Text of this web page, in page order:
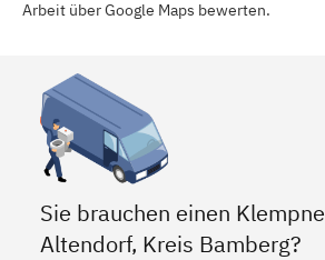
Arbeit über Google Maps bewerten.
Sie brauchen einen
Altendorf, Kreis Bamberg?